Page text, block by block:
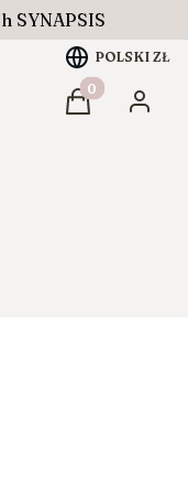
SYNAPSIS
POLSKI ZŁ
Produkty w
Koszyk